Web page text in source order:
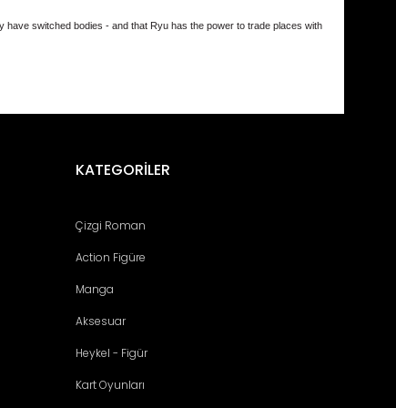
switched bodies - and that Ryu has the power to trade places with
KATEGORİLER
Çizgi Roman
Action Figüre
Manga
Aksesuar
Heykel - Figür
Kart Oyunları